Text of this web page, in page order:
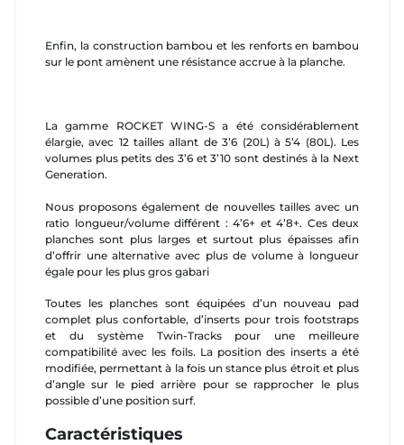
Enfin, la construction bambou et les renforts en bambou
sur le pont amènent une résistance accrue à la planche.
La gamme ROCKET WING-S a été considérablement
élargie, avec 12 tailles allant de 3’6 (20L) à 5’4 (80L). Les
volumes plus petits des 3’6 et 3’10 sont destinés à la Next
Generation.
Nous proposons également de nouvelles tailles avec un
ratio longueur/volume différent : 4’6+ et 4’8+. Ces deux
planches sont plus larges et surtout plus épaisses afin
d’offrir une alternative avec plus de volume à longueur
égale pour les plus gros gabari
Toutes les planches sont équipées d’un nouveau pad
complet plus confortable, d’inserts pour trois footstraps
et du système Twin-Tracks pour une meilleure
compatibilité avec les foils. La position des inserts a été
modifiée, permettant à la fois un stance plus étroit et plus
d’angle sur le pied arrière pour se rapprocher le plus
possible d’une position surf.
Caractéristiques